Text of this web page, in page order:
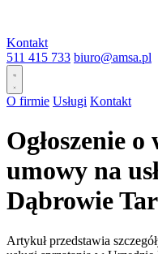
Kontakt
511 415 733 biuro@amsa.pl
O firmie Usługi Kontakt
Ogłoszenie
umowy na
Dąbrowie
Artykuł przedstawia